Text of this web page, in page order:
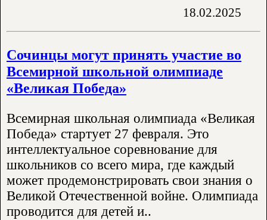
18.02.2025
Сочинцы могут принять участие во
Всемирной школьной олимпиаде
«Великая Победа»
Всемирная школьная олимпиада «Великая
Победа» стартует 27 февраля. Это
интеллектуальное соревнование для
школьников со всего мира, где каждый
может продемонстрировать свои знания о
Великой Отечественной войне. Олимпиада
проводится для детей и..